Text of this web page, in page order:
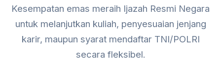
Kesempatan emas meraih Ijazah Resmi Negara
untuk melanjutkan kuliah, penyesuaian jenjang
karir, maupun syarat mendaftar TNI/POLRI
secara fleksibel.